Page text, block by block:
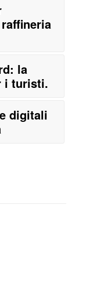
la
i turisti.
digitali